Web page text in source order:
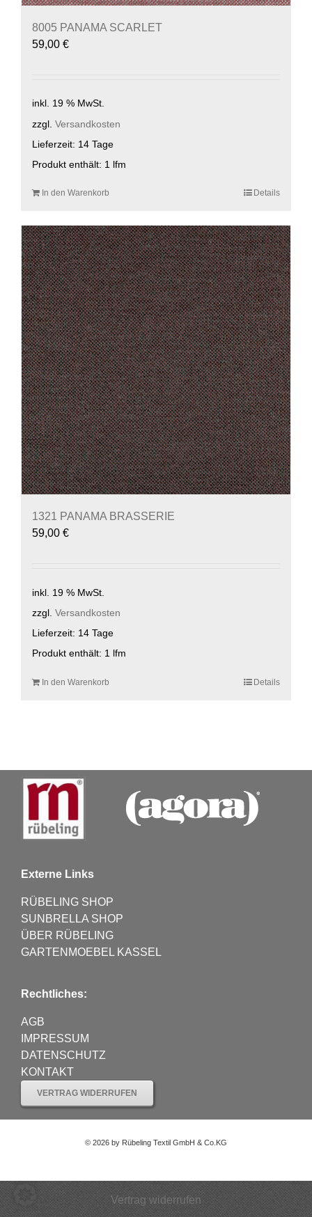
8005 PANAMA SCARLET
59,00 €
inkl. 19 % MwSt.
zzgl. Versandkosten
Lieferzeit: 14 Tage
Produkt enthält: 1 lfm
In den Warenkorb Details
1321 PANAMA BRASSERIE
59,00 €
inkl. 19 % MwSt.
zzgl. Versandkosten
Lieferzeit: 14 Tage
Produkt enthält: 1 lfm
In den Warenkorb Details
Externe Links
RÜBELING SHOP
SUNBRELLA SHOP
ÜBER RÜBELING
GARTENMOEBEL KASSEL
Rechtliches:
AGB
IMPRESSUM
DATENSCHUTZ
KONTAKT
VERTRAG WIDERRUFEN
© 2026 by Rübeling Textil GmbH & Co.KG
Vertrag widerrufen